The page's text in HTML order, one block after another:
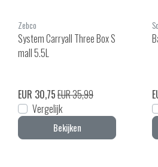
Zebco
System Carryall Three Box S
mall 5.5L
EUR 30,75EUR 35,99
Vergelijk
Bekijken